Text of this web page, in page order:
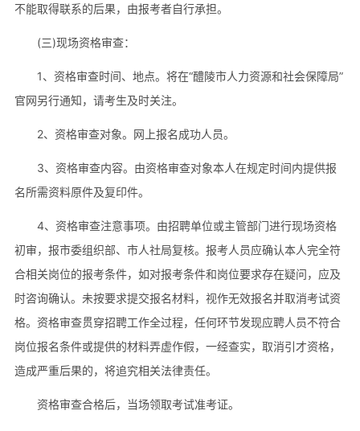
不能取得联系的后果，由报考者自行承担。
(三)现场资格审查：
1、资格审查时间、地点。将在“醴陵市人力资源和社会保障局”
官网另行通知，请考生及时关注。
2、资格审查对象。网上报名成功人员。
3、资格审查内容。由资格审查对象本人在规定时间内提供报
名所需资料原件及复印件。
4、资格审查注意事项。由招聘单位或主管部门进行现场资格
初审，报市委组织部、市人社局复核。报考人员应确认本人完全符
合相关岗位的报考条件，如对报考条件和岗位要求存在疑问，应及
时咨询确认。未按要求提交报名材料，视作无效报名并取消考试资
格。资格审查贯穿招聘工作全过程，任何环节发现应聘人员不符合
岗位报名条件或提供的材料弄虚作假，一经查实，取消引才资格，
造成严重后果的，将追究相关法律责任。
资格审查合格后，当场领取考试准考证。